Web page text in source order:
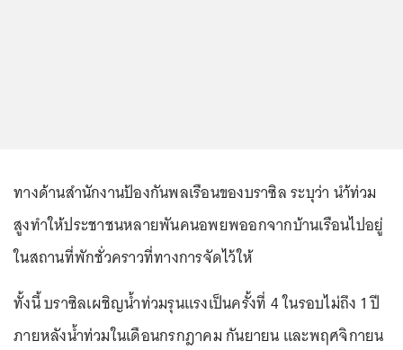
ทางด้านสำนักงานป้องกันพลเรือนของบราซิล ระบุว่า นำ้ท่วม
สูงทำให้ประชาชนหลายพันคนอพยพออกจากบ้านเรือนไปอยู่
ในสถานที่พักชั่วคราวที่ทางการจัดไว้ให้
ทั้งนี้ บราซิลเผชิญน้ำท่วมรุนแรงเป็นครั้งที่ 4 ในรอบไม่ถึง 1 ปี
ภายหลังน้ำท่วมในเดือนกรกฎาคม กันยายน และพฤศจิกายน